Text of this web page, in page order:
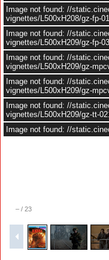
– / 23
Image not found: //
vignettes/L500xH208/gz-fp-
Image not found: //
vignettes/L500xH209/gz-fp-
Image not found: //
vignettes/L500xH209/gz-
Image not found: //
vignettes/L500xH209/gz-
Image not found: //
vignettes/L500xH209/gz-tt-
Image not found: //